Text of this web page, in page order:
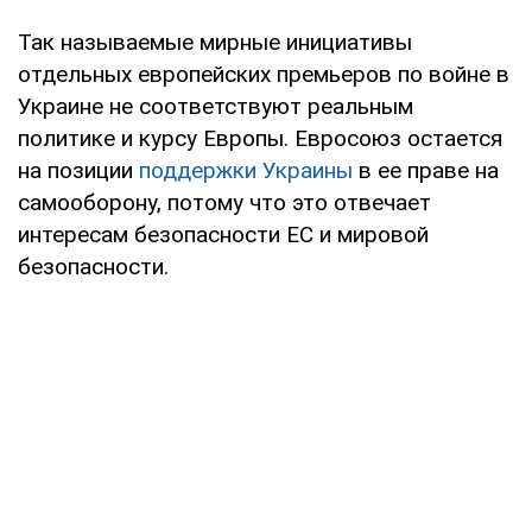
Так называемые мирные инициативы
отдельных европейских премьеров по войне в
Украине не соответствуют реальным
политике и курсу Европы. Евросоюз остается
на позиции поддержки Украины в ее праве на
самооборону, потому что это отвечает
интересам безопасности ЕС и мировой
безопасности.